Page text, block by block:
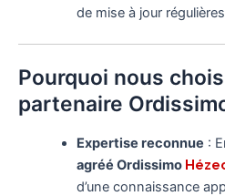
de mise à jour
Pourquoi nous
partenaire
Expertise reconnue :
agréé Ordissimo
d’une connaissance